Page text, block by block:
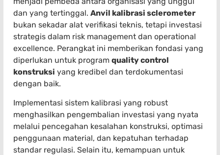
dan yang tertinggal. Anvil kalibrasi sclerometer
bukan sekadar alat verifikasi teknis, tetapi investasi
strategis dalam risk management dan operational
excellence. Perangkat ini memberikan fondasi yang
diperlukan untuk program quality control
konstruksi yang kredibel dan terdokumentasi
dengan baik.
Implementasi sistem kalibrasi yang robust
menghasilkan pengembalian investasi yang nyata
melalui pencegahan kesalahan konstruksi, optimasi
penggunaan material, dan kepatuhan terhadap
standar regulasi. Selain itu, kemampuan untuk